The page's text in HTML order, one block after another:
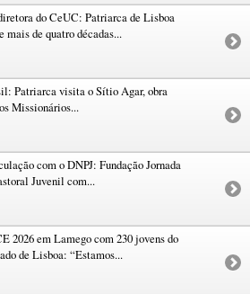
do CeUC: Patriarca de Lisboa
mais de quatro décadas...
Patriarca visita o Sítio Agar, obra
Missionários...
com o DNPJ: Fundação Jornada
Juvenil com...
2026 em Lamego com 230 jovens do
de Lisboa: “Estamos...